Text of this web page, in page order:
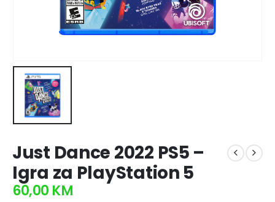
Just Dance 2022 PS5 –
Igra za PlayStation 5
60,00 KM